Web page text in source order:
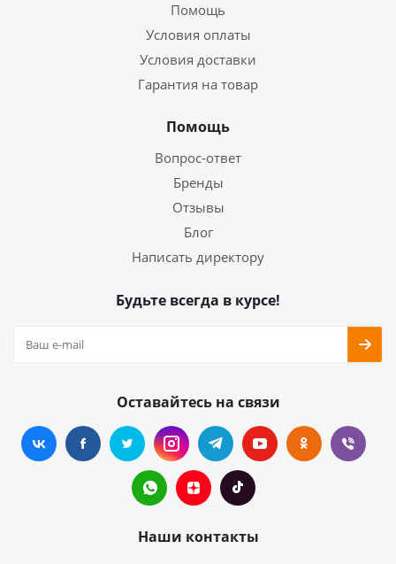
Помощь
Условия оплаты
Условия доставки
Гарантия на товар
Помощь
Вопрос-ответ
Бренды
Отзывы
Блог
Написать директору
Будьте всегда в курсе!
Оставайтесь на связи
Наши контакты